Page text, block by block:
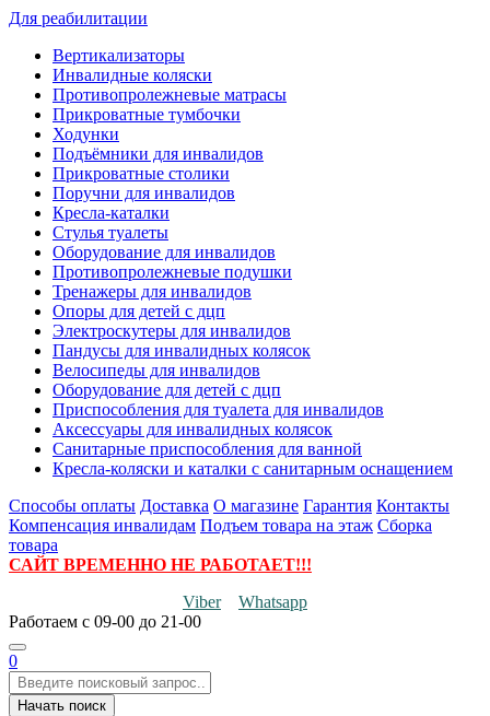
Для реабилитации
Вертикализаторы
Инвалидные коляски
Противопролежневые матрасы
Прикроватные тумбочки
Ходунки
Подъёмники для инвалидов
Прикроватные столики
Поручни для инвалидов
Кресла-каталки
Стулья туалеты
Оборудование для инвалидов
Противопролежневые подушки
Тренажеры для инвалидов
Опоры для детей с дцп
Электроскутеры для инвалидов
Пандусы для инвалидных колясок
Велосипеды для инвалидов
Оборудование для детей с дцп
Приспособления для туалета для инвалидов
Аксессуары для инвалидных колясок
Санитарные приспособления для ванной
Кресла-коляски и каталки с санитарным оснащением
Способы оплаты Доставка О магазине Гарантия Контакты
Компенсация инвалидам Подъем товара на этаж Сборка
товара
САЙТ ВРЕМЕННО НЕ РАБОТАЕТ!!!
Viber
Whatsapp
Работаем с 09-00 до 21-00
0
Начать поиск